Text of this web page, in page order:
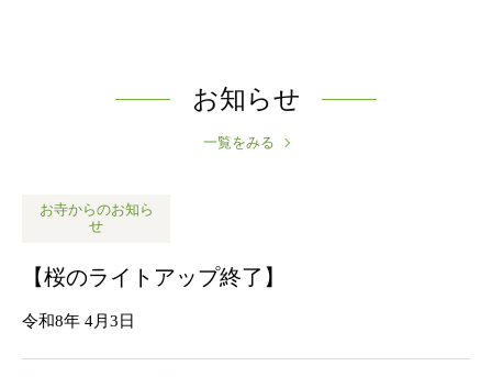
お知らせ
一覧をみる
お寺からのお知ら
せ
【桜のライトアップ終了】
令和8年 4月3日